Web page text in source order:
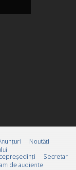
Noutăți
Secretar
de audiente